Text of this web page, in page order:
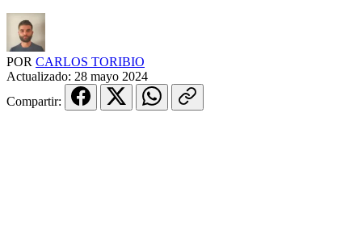
POR CARLOS TORIBIO
Actualizado: 28 mayo 2024
Compartir: